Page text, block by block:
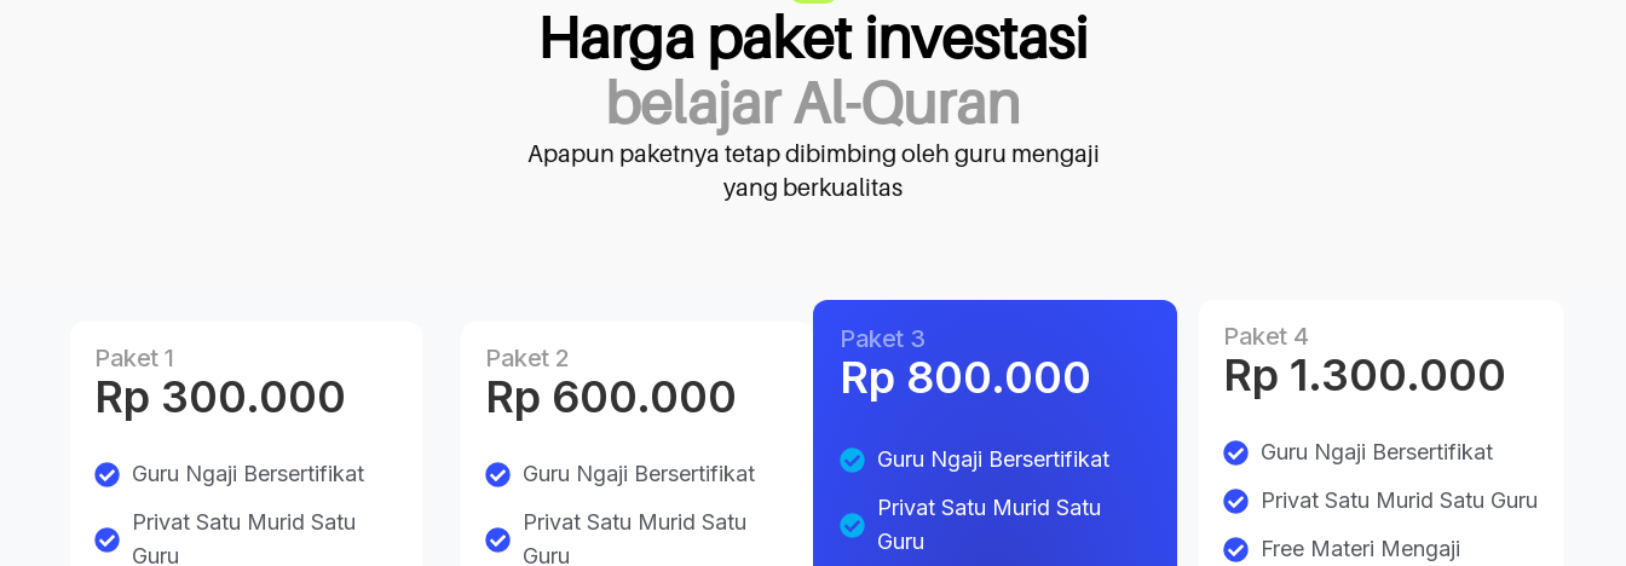
Harga paket investasi
belajar Al-Quran
Apapun paketnya tetap dibimbing oleh guru mengaji
yang berkualitas
Paket 1
Rp 300.000
Guru Ngaji Bersertifikat
Privat Satu Murid Satu
Guru
Paket 2
Rp 600.000
Guru Ngaji Bersertifikat
Privat Satu Murid Satu
Guru
Paket 3
Rp 800.000
Guru Ngaji Bersertifikat
Privat Satu Murid Satu
Guru
Paket 4
Rp 1.300.000
Guru Ngaji Bersertifikat
Privat Satu Murid Satu Guru
Free Materi Mengaji